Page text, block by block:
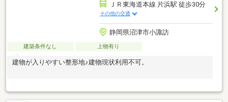
ＪＲ東海道本線 片浜駅 徒歩30分
その他の交通
静岡県沼津市小諏訪
建築条件なし 上物有り
建物が入りやすい整形地♪建物現状利用不可。